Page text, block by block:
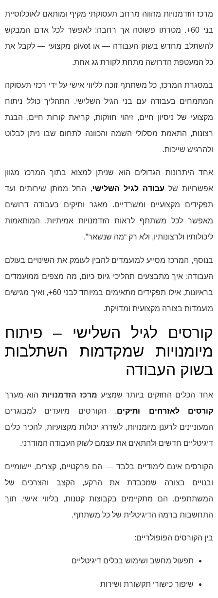
מרכז הזדמנויות מהווה מרחב תעסוקתי מקיף ומותאם לאוכלוסיית
בני 60+. מטרתו פשוטה אך רחבה: לאפשר לכל אדם המבקש
להשתלב מחדש בשוק העבודה — או pivot מקצועי — לקבל את
כל המעטפת הדרושה מתחת לקורת גג אחת.
במסגרת המרכז, כל משתתף זוכה לליווי אישי על ידי רכזי תעסוקה
המתמחים בעבודה עם בני הגיל השלישי. התהליך כולל ניתוח
מקצועי של ניסיון חיים, זיהוי חוזקות, קריאת קורות חיים, הבנת
רצונות, התאמת מסלולי השמה והכוונה לתחום שבו ניתן לבלוט
ולהרגיש שייכות.
אחד היתרונות הגדולים הוא שניתן למצוא בתוך המרכז מגוון
אפשרויות של עבודה לגיל השלישי, החל ממתן שירותים ועד
תפקידים מקצועיים ומשרדיים. מאגר ותיקים בעבודה דרושים
מאפשר לכל משתתף לראות הזדמנויות אמיתיות, המותאמות
ליכולותיו ולרצונותיו, ולא רק “מה שנשאר”.
בנוסף, המרכז מסייע למועמדים להבין לעומק את השינויים בעולם
העבודה: איך מתבצעים תהליכי גיוס כיום, מה מצפים ממועמדים
בראיונות, אילו תפקידים מתאימים במיוחד לבני 60+, ואיך מגישים
מועמדות בצורה מקצועית ומדויקת.
קורסים לגיל השלישי – פיתוח
מיומנויות שמקדמות השתלבות
בשוק העבודה
אחד הכלים החזקים ביותר שמציע מרכז הזדמנויות הוא מערך
קורסים לאזרחים ותיקים. הקורסים מיועדים למבוגרים
המעוניינים לרענן מיומנויות, לשדרג יכולות מקצועיות, להכיר כלים
דיגיטליים חדשים ולהתאים את עצמם לשוק העבודה המודרני.
הקורסים אינם לימודיים בלבד — הם פרקטיים, קצרים, יישומיים
ובנויים בצורה שמכבדת את הרקע, הקצב והצרכים של
המשתתפים. הם מתקיימים בקבוצות קטנות, בליווי אישי, תוך
התחשבות ברמה הדיגיטלית של כל משתתף.
בין הקורסים הפופולריים:
תפעול מחשב ושימוש בכלים דיגיטליים
שיפור כישורי תקשורת ושירות